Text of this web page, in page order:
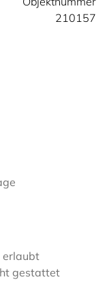
210157
erlaubt
gestattet